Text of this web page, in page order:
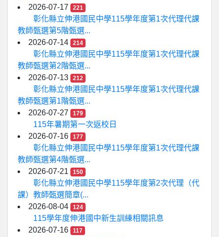
2026-07-17
221
彰化縣立伸港國民中學115學年度第1次代理代課
教師甄選第5階甄選...
2026-07-14
214
彰化縣立伸港國民中學115學年度第1次代理代課
教師甄選第2階甄選...
2026-07-13
212
彰化縣立伸港國民中學115學年度第1次代理代課
教師甄選第1階甄選...
2026-07-27
179
115年暑期第一次返校日
2026-07-16
177
彰化縣立伸港國民中學115學年度第1次代理代課
教師甄選第4階甄選...
2026-07-21
150
彰化縣立伸港國民中學115學年度第2次代理（代
課）教師甄選簡章(...
2026-08-04
124
115學年度伸港國中新生訓練相關訊息
2026-07-16
117